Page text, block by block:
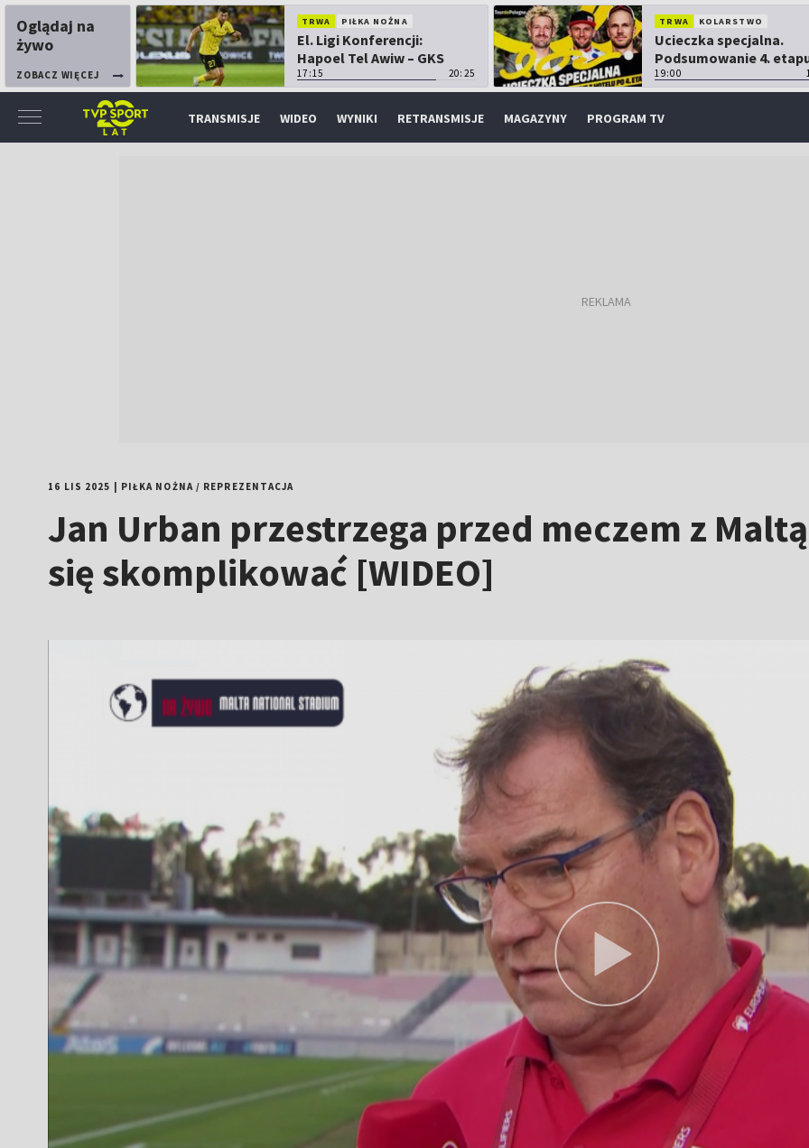
Oglądaj na
żywo
ZOBACZ WIĘCEJ
TRWA PIŁKA NOŻNA
El. Ligi Konferencji:
Hapoel Tel Awiw – GKS
Katowice
17:15 20:25
TRWA KOLARSTWO
Ucieczka specjalna.
Podsumowanie 4.
TdP
19:00
TRANSMISJE WIDEO WYNIKI RETRANSMISJE MAGAZYNY PROGRAM TV
16 LIS 2025 PIŁKA NOŻNA/ REPREZENTACJA
Jan Urban przestrzega przed meczem z
się skomplikować [WIDEO]